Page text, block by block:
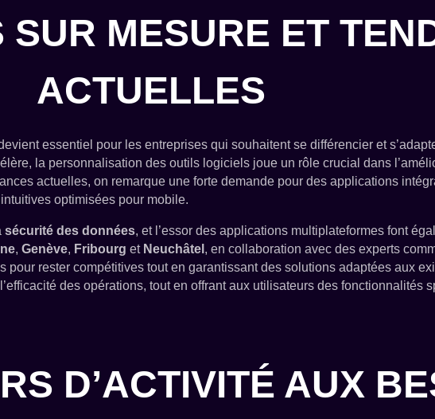
MESURE ET
ACTUELLES
essentiel pour les entreprises qui souhaitent se différencier et
la personnalisation des outils logiciels joue un rôle crucial dans
actuelles, on remarque une forte demande pour des applications
optimisées pour mobile.
sécurité des données, et l’essor des applications multiplateformes font
,Genève, Fribourg et Neuchâtel , en collaboration avec des experts
pour rester compétitives tout en garantissant des solutions adaptées aux
des opérations, tout en offrant aux utilisateurs des fonctionnalités
D’ACTIVITÉ AUX